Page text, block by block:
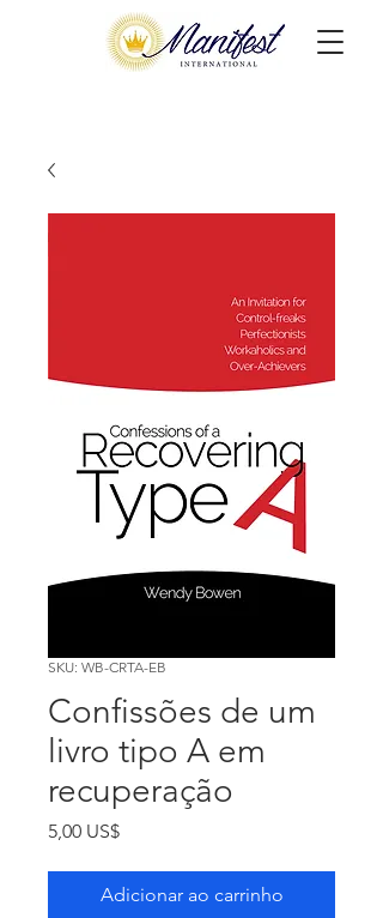
SKU: WB-CRTA-EB
Confissões de um
livro tipo A em
recuperação
5,00 US$Preço
Adicionar ao carrinho